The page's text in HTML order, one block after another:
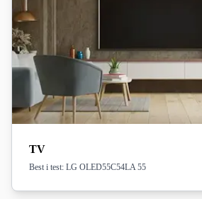
TV
Best i test: LG OLED55C54LA 55